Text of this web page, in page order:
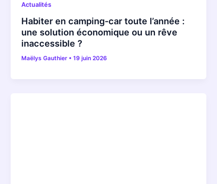
Actualités
Habiter en camping-car toute l’année :
une solution économique ou un rêve
inaccessible ?
Maëlys Gauthier •19 juin 2026